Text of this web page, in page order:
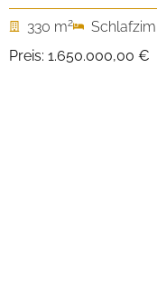
330 m2
Preis: 1.650.000,00 €